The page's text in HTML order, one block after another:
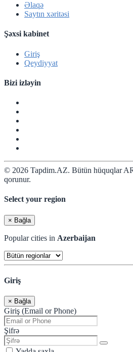
Əlaqə
Saytın xəritəsi
Şəxsi kabinet
Giriş
Qeydiyyat
Bizi izləyin
© 2026 Tapdim.AZ. Bütün hüquqlar
qorunur.
Select your region
× Bağla
Popular cities in Azerbaijan
Giriş
× Bağla
Giriş (Email or Phone)
Şifrə